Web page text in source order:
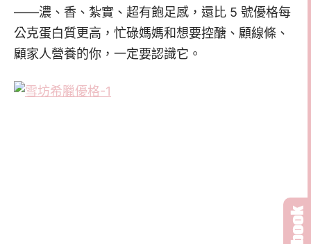
——濃、香、紮實、超有飽足感，還比 5 號優格每
公克蛋白質更高，忙碌媽媽和想要控醣、顧線條、
顧家人營養的你，一定要認識它。